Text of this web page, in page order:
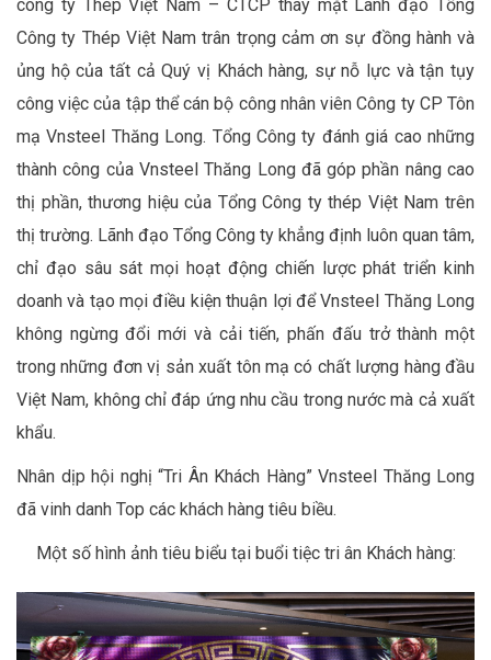
công ty Thép Việt Nam – CTCP thay mặt Lãnh đạo Tổng
Công ty Thép Việt Nam trân trọng cảm ơn sự đồng hành và
ủng hộ của tất cả Quý vị Khách hàng, sự nỗ lực và tận tụy
công việc của tập thểcán bộ công nhân viên Công ty CPTôn
mạ Vnsteel Thăng Long. Tổng Công ty đánh giá cao những
thành công của Vnsteel Thăng Long đã góp phần nâng cao
thị phần, thương hiệu của Tổng Công ty thép Việt Nam trên
thị trường. Lãnh đạo Tổng Công ty khẳng định luôn quan tâm,
chỉ đạo sâu sát mọi hoạt động chiến lược phát triển kinh
doanh và tạo mọi điều kiện thuận lợi để Vnsteel Thăng Long
không ngừng đổi mới và cải tiến, phấn đấu trở thành một
trong những đơn vị sản xuất tôn mạ có chất lượng hàng đầu
Việt Nam, không chỉ đáp ứng nhu cầu trong nước mà cả xuất
khẩu.
Nhân dịp hội nghị “Tri Ân Khách Hàng” Vnsteel Thăng Long
đã vinh danh Top các khách hàng tiêu biều.
Một số hình ảnh tiêu biểutại buổi tiệc tri ân Khách hàng: